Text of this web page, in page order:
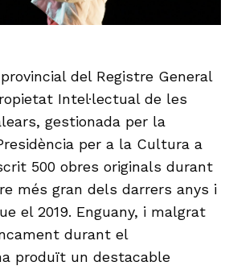
del Registre General
Intel·lectual de les
gestionada per la
per a la Cultura a
500 obres originals durant
més gran dels darrers anys i
el 2019. Enguany, i malgrat
durant el
produït un destacable